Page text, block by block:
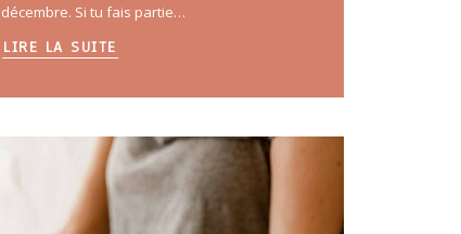
décembre. Si tu fais partie…
LIRE LA SUITE